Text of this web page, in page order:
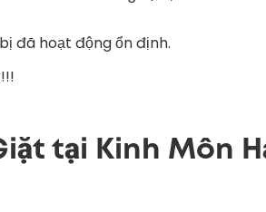
đã hoạt động ổn định.
tại Kinh Môn